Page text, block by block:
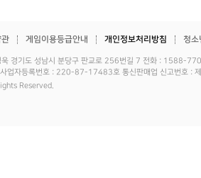
관 게임이용등급안내 개인정보처리방침 청소
욱 경기도 성남시 분당구 판교로 256번길 7 전화 :
업자등록번호 : 220-87-17483호 통신판매업 신고번호 :
Reserved.